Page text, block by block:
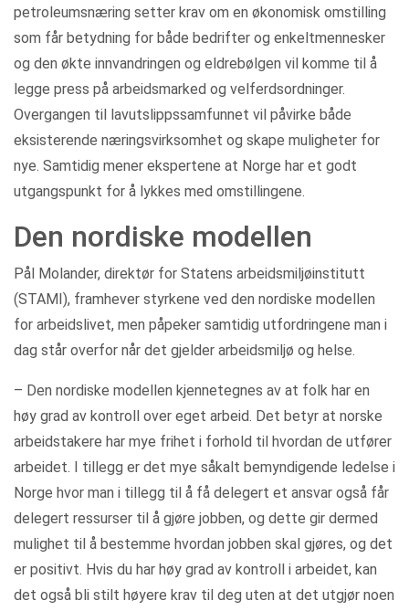
petroleumsnæring setter krav om en økonomisk omstilling
som får betydning for både bedrifter og enkeltmennesker
og den økte innvandringen og eldrebølgen vil komme til å
legge press på arbeidsmarked og velferdsordninger.
Overgangen til lavutslippssamfunnet vil påvirke både
eksisterende næringsvirksomhet og skape muligheter for
nye. Samtidig mener ekspertene at Norge har et godt
utgangspunkt for å lykkes med omstillingene.
Den nordiske modellen
Pål Molander, direktør for Statens arbeidsmiljøinstitutt
(STAMI), framhever styrkene ved den nordiske modellen
for arbeidslivet, men påpeker samtidig utfordringene man i
dag står overfor når det gjelder arbeidsmiljø og helse.
– Den nordiske modellen kjennetegnes av at folk har en
høy grad av kontroll over eget arbeid. Det betyr at norske
arbeidstakere har mye frihet i forhold til hvordan de utfører
arbeidet. I tillegg er det mye såkalt bemyndigende ledelse i
Norge hvor man i tillegg til å få delegert et ansvar også får
delegert ressurser til å gjøre jobben, og dette gir dermed
mulighet til å bestemme hvordan jobben skal gjøres, og det
er positivt. Hvis du har høy grad av kontroll i arbeidet, kan
det også bli stilt høyere krav til deg uten at det utgjør noen